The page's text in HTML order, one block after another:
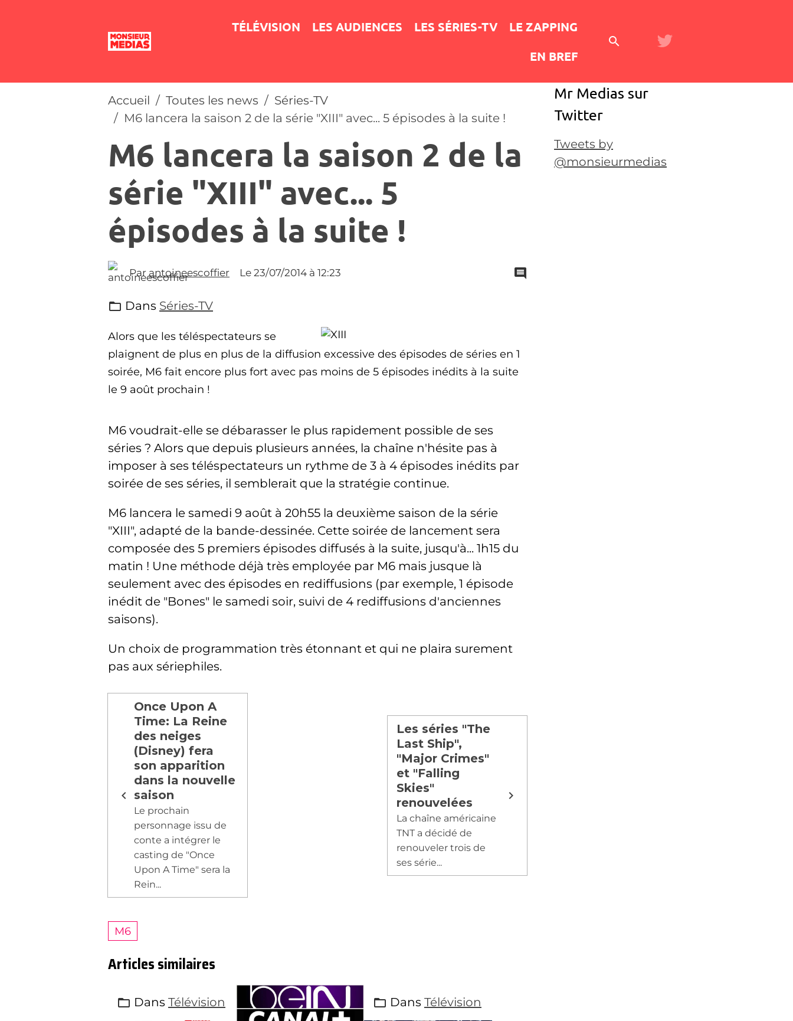
TÉLÉVISION LES AUDIENCES LES SÉRIES-TV
LE ZAPPING
EN BREF
Accueil Toutes les news
Séries-TV
M6 lancera la saison 2 de la série "XIII" avec... 5 épisodes à la suite !
M6 lancera la saison 2 de la
série "XIII" avec... 5
épisodes à la suite !
Parantoineescoffier Le 23/07/2014 à 12:23
Dans Séries-TV
Alors que les téléspectateurs se
plaignent de plus en plus de la diffusion excessive des épisodes de séries en 1
soirée, M6 fait encore plus fort avec pas moins de 5 épisodes inédits à la suite
le 9 août prochain !
M6 voudrait-elle se débarasser le plus rapidement possible de ses
séries ? Alors que depuis plusieurs années, la chaîne n'hésite pas à
imposer à ses téléspectateurs un rythme de 3 à 4 épisodes inédits par
soirée de ses séries, il semblerait que la stratégie continue.
M6 lancera le samedi 9 août à 20h55 la deuxième saison de la série
"XIII", adapté de la bande-dessinée. Cette soirée de lancement sera
composée des 5 premiers épisodes diffusés à la suite, jusqu'à... 1h15 du
matin ! Une méthode déjà très employée par M6 mais jusque là
seulement avec des épisodes en rediffusions (par exemple, 1 épisode
inédit de "Bones" le samedi soir, suivi de 4 rediffusions d'anciennes
saisons).
Un choix de programmation très étonnant et qui ne plaira surement
pas aux sériephiles.
Once Upon A
Time: La Reine
des neiges
(Disney) fera
son apparition
dans la nouvelle
saison
Le prochain
personnage issu de
conte a intégrer le
casting de "Once
Upon A Time" sera la
Rein...
Les séries "The
Last Ship",
"Major Crimes"
et "Falling
Skies"
renouvelées
La chaîne américaine
TNT a décidé de
renouveler trois de
ses série...
M6
Articles similaires
Dans Télévision Dans Télévision
Mr Medias sur
Twitter
Tweets by
@monsieurmedias